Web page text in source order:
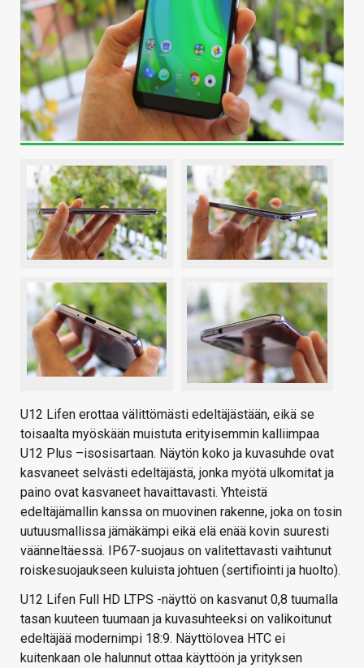
U12 Lifen erottaa välittömästi edeltäjästään, eikä se
toisaalta myöskään muistuta erityisemmin kalliimpaa
U12 Plus –isosisartaan. Näytön koko ja kuvasuhde ovat
kasvaneet selvästi edeltäjästä, jonka myötä ulkomitat ja
paino ovat kasvaneet havaittavasti. Yhteistä
edeltäjämallin kanssa on muovinen rakenne, joka on tosin
uutuusmallissa jämäkämpi eikä elä enää kovin suuresti
väänneltäessä. IP67-suojaus on valitettavasti vaihtunut
roiskesuojaukseen kuluista johtuen (sertifiointi ja huolto).
U12 Lifen Full HD LTPS -näyttö on kasvanut 0,8 tuumalla
tasan kuuteen tuumaan ja kuvasuhteeksi on valikoitunut
edeltäjää modernimpi 18:9. Näyttölovea HTC ei
kuitenkaan ole halunnut ottaa käyttöön ja yrityksen